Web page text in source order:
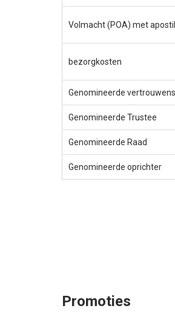
Volmacht (POA) met
bezorgkosten
Genomineerde
Genomineerde Trustee
Genomineerde Raad
Genomineerde oprichter
Promoties